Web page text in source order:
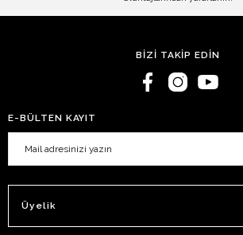
BİZİ TAKİP EDİN
E-BÜLTEN KAYIT
Üyelik